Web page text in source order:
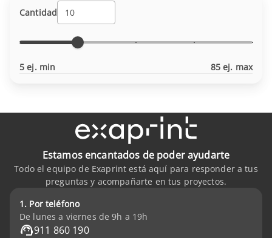
Cantidad
5 ej. min 85 ej. max
Estamos encantados de poder ayudarte
Todo el equipo de Exaprint está aquí para responder a tus
preguntas y acompañarte en tus proyectos.
1. Por teléfono
De lunes a viernes de 9h a 19h
911 860 190